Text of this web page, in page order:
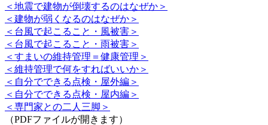
＜地震で建物が倒壊するのはなぜか＞
＜建物が弱くなるのはなぜか＞
＜台風で起こること・風被害＞
＜台風で起こること・雨被害＞
＜すまいの維持管理＝健康管理＞
＜維持管理で何をすればいいか＞
＜自分でできる点検・屋外編＞
＜自分でできる点検・屋内編＞
＜専門家との二人三脚＞
（PDFファイルが開きます）